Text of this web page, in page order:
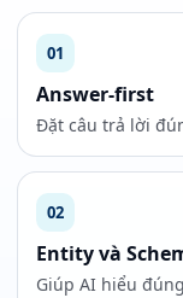
01
Answer-first
Đặt câu trả lời
02
Entity và
Giúp AI hiểu